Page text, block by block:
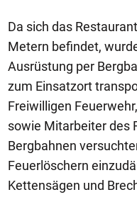
Da sich das
Metern befindet,
Ausrüstung per
zum Einsatzort
Freiwilligen
sowie Mitarbeiter des
Bergbahnen
Feuerlöschern
Kettensägen und